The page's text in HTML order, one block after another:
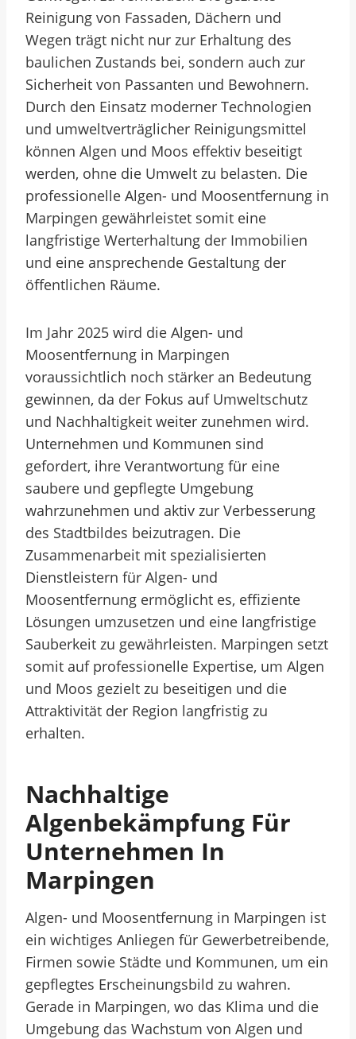
Reinigung von Fassaden, Dächern und
Wegen trägt nicht nur zur Erhaltung des
baulichen Zustands bei, sondern auch zur
Sicherheit von Passanten und Bewohnern.
Durch den Einsatz moderner Technologien
und umweltverträglicher Reinigungsmittel
können Algen und Moos effektiv beseitigt
werden, ohne die Umwelt zu belasten. Die
professionelle Algen- und Moosentfernung in
Marpingen gewährleistet somit eine
langfristige Werterhaltung der Immobilien
und eine ansprechende Gestaltung der
öffentlichen Räume.
Im Jahr 2025 wird die Algen- und
Moosentfernung in Marpingen
voraussichtlich noch stärker an Bedeutung
gewinnen, da der Fokus auf Umweltschutz
und Nachhaltigkeit weiter zunehmen wird.
Unternehmen und Kommunen sind
gefordert, ihre Verantwortung für eine
saubere und gepflegte Umgebung
wahrzunehmen und aktiv zur Verbesserung
des Stadtbildes beizutragen. Die
Zusammenarbeit mit spezialisierten
Dienstleistern für Algen- und
Moosentfernung ermöglicht es, effiziente
Lösungen umzusetzen und eine langfristige
Sauberkeit zu gewährleisten. Marpingen setzt
somit auf professionelle Expertise, um Algen
und Moos gezielt zu beseitigen und die
Attraktivität der Region langfristig zu
erhalten.
Nachhaltige
Algenbekämpfung Für
Unternehmen In
Marpingen
Algen- und Moosentfernung in Marpingen ist
ein wichtiges Anliegen für Gewerbetreibende,
Firmen sowie Städte und Kommunen, um ein
gepflegtes Erscheinungsbild zu wahren.
Gerade in Marpingen, wo das Klima und die
Umgebung das Wachstum von Algen und